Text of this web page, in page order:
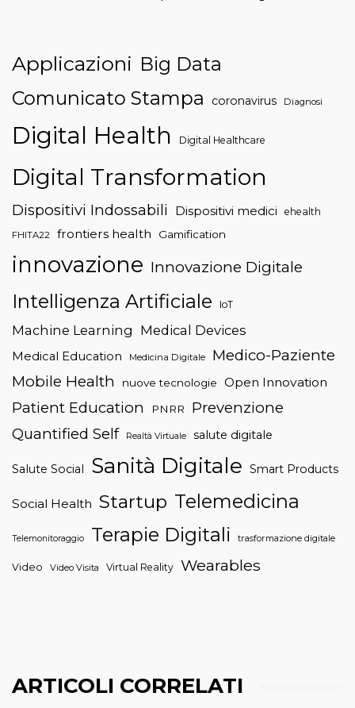
Applicazioni Big Data
Comunicato Stampa
coronavirus Diagnosi
Digital Health Digital Healthcare
Digital Transformation
Dispositivi Indossabili Dispositivi medici ehealth
FHITA22 frontiers health Gamification
innovazione Innovazione Digitale
Intelligenza Artificiale IoT
Machine Learning Medical Devices
Medical Education Medicina Digitale
Medico-Paziente
Mobile Health
nuove tecnologie Open Innovation
Patient Education PNRR
Prevenzione
Quantified Self
Realtà Virtuale salute digitale
Salute Social Sanità Digitale Smart Products
Social Health Startup Telemedicina
Telemonitoraggio Terapie Digitali trasformazione digitale
Video Video Visita Virtual Reality Wearables
ARTICOLI CORRELATI